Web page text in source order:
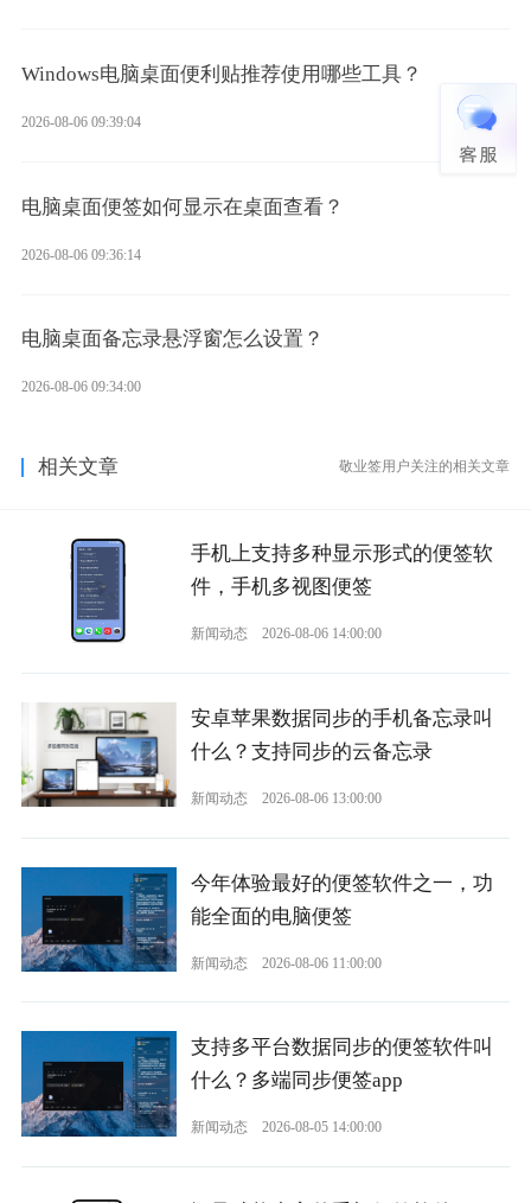
Windows电脑桌面便利贴推荐使用哪些工具？
2026-08-06 09:39:04
电脑桌面便签如何显示在桌面查看？
2026-08-06 09:36:14
电脑桌面备忘录悬浮窗怎么设置？
2026-08-06 09:34:00
相关文章 敬业签用户关注的相关文章
手机上支持多种显示形式的便签软
件，手机多视图便签
新闻动态 2026-08-06 14:00:00
安卓苹果数据同步的手机备忘录叫
什么？支持同步的云备忘录
新闻动态 2026-08-06 13:00:00
今年体验最好的便签软件之一，功
能全面的电脑便签
新闻动态 2026-08-06 11:00:00
支持多平台数据同步的便签软件叫
什么？多端同步便签app
新闻动态 2026-08-05 14:00:00